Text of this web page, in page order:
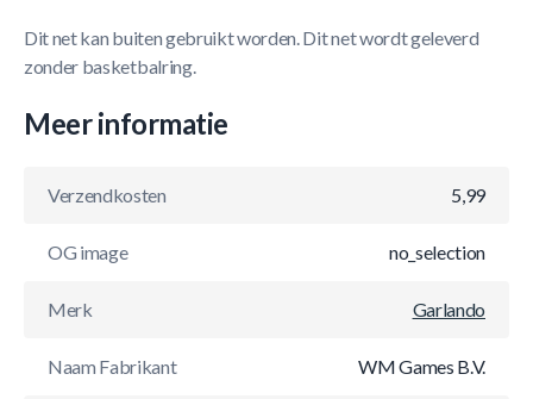
Dit net kan buiten gebruikt worden. Dit net wordt geleverd
zonder basketbalring.
Meer informatie
Verzendkosten 5,99
OG image no_selection
Merk Garlando
Naam Fabrikant WM Games B.V.